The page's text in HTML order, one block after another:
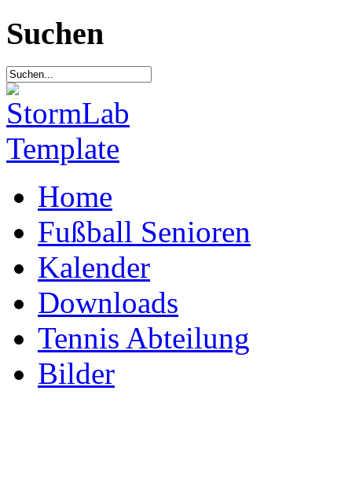
Suchen
Home
Fußball Senioren
Kalender
Downloads
Tennis Abteilung
Bilder